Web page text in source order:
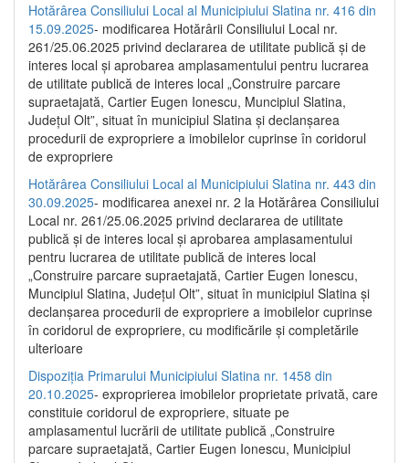
Hotărârea Consiliului Local al Municipiului Slatina nr. 416 din
15.09.2025- modificarea Hotărârii Consiliului Local nr.
261/25.06.2025 privind declararea de utilitate publică și de
interes local și aprobarea amplasamentului pentru lucrarea
de utilitate publică de interes local „Construire parcare
supraetajată, Cartier Eugen Ionescu, Muncipiul Slatina,
Județul Olt”, situat în municipiul Slatina și declanșarea
procedurii de expropriere a imobilelor cuprinse în coridorul
de expropriere
Hotărârea Consiliului Local al Municipiului Slatina nr. 443 din
30.09.2025- modificarea anexei nr. 2 la Hotărârea Consiliului
Local nr. 261/25.06.2025 privind declararea de utilitate
publică şi de interes local şi aprobarea amplasamentului
pentru lucrarea de utilitate publică de interes local
„Construire parcare supraetajată, Cartier Eugen Ionescu,
Muncipiul Slatina, Judeţul Olt”, situat în municipiul Slatina şi
declanşarea procedurii de expropriere a imobilelor cuprinse
în coridorul de expropriere, cu modificările şi completările
ulterioare
Dispoziția Primarului Municipiului Slatina nr. 1458 din
20.10.2025- exproprierea imobilelor proprietate privată, care
constituie coridorul de expropriere, situate pe
amplasamentul lucrării de utilitate publică „Construire
parcare supraetajată, Cartier Eugen Ionescu, Municipiul